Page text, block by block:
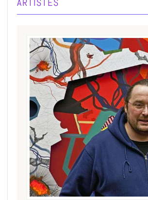
ARTISTES